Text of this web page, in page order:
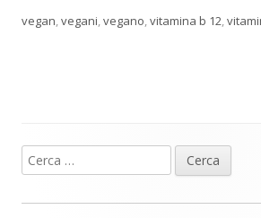
vegan,vegani,vegano,vitamina b 12,
Barra
laterale
Ricerca
per: